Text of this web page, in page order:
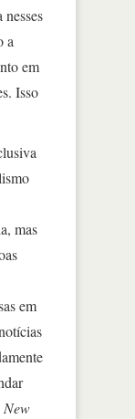
a
em
Isso
mas
em
New